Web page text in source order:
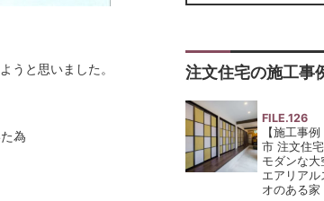
うと思いました。
為
注文住宅の施工事
FILE.126
【施工事
市 注文住
モダンな大
エアリアル
オのある家